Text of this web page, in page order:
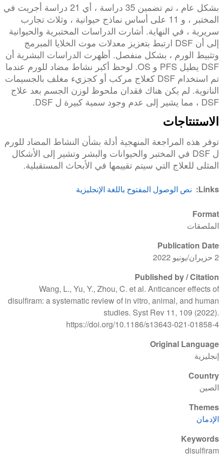
Format
الملصقات
Publication Date
2 حزيران/يونيو 2022
Published by / Citation
Wang, L., Yu, Y., Zhou, C. et al. Anticancer effects of
disulfiram: a systematic review of in vitro, animal, and human
studies. Syst Rev 11, 109 (2022).
https://doi.org/10.1186/s13643-021-01858-4
Original Language
إنجليزية
Country
الصين
Themes
الإدمان
Keywords
disulfiram
بشكل عام ، تم تضمين 35 دراسة ، أي 21 دراسة أجريت في
المختبر ، و 11 على أساس نماذج حيوانية ، وثلاث تجارب
سريرية ، في النهاية. أشارت الدراسات المختبرية والحيوانية
إلى أن DSF ارتبط بتعزيز معدلات موت الخلايا المبرمج
وتثبيط الورم ، بشكل منفصل. أظهرت الدراسات البشرية أن
DSF يطيل PFS و OS. لوحظ أكبر نشاط مضاد للورم عندما
تم استخدام DSF كعلاج مركب أو كجزيء مغلف بالجسيمات
النانوية. لم يكن هناك فقدان ملحوظ لوزن الجسم بعد علاج
DSF ، مما يشير إلى عدم وجود سمية كبيرة ل DSF.
الاستنتاجات
توفر هذه المراجعة المنهجية أدلة بشأن النشاط المضاد للورم
ل DSF في المختبر والحيوانات والبشر وتشير إلى الأشكال
المثلى للعلاج التي سيتم تقييمها في الأبحاث المستقبلية.
Links نص الوصول المفتوح باللغة الإنجليزية